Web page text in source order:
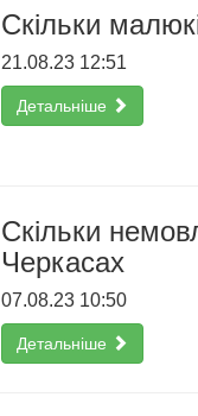
Скільки
21.08.23 12:51
Детальніше
Скільки
Черкасах
07.08.23 10:50
Детальніше